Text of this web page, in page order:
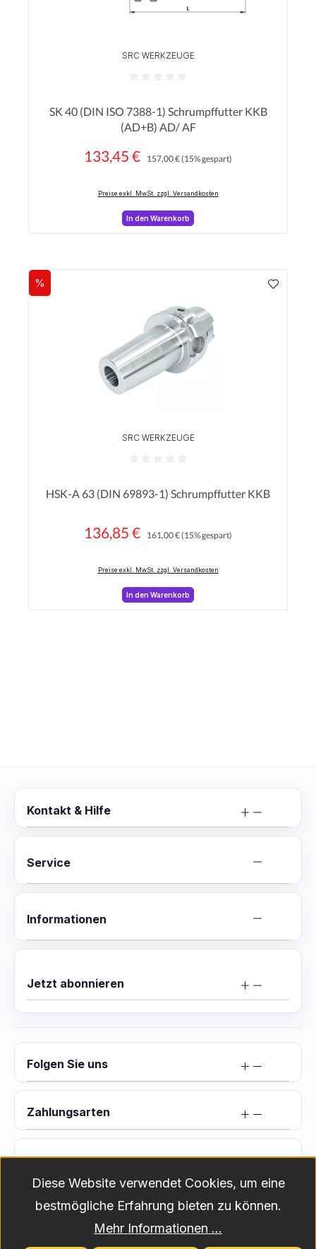
SRC WERKZEUGE
SK 40 (DIN ISO 7388-1) Schrumpffutter KKB
(AD+B) AD/ AF
Verkaufspreis:
133,45 € 157,00 €(15% gespart)
Preise exkl. MwSt. zzgl. Versandkosten
In den Warenkorb
Rabatt
%
SRC WERKZEUGE
HSK-A 63 (DIN 69893-1) Schrumpffutter KKB
Verkaufspreis:
136,85 € 161,00 €(15% gespart)
Preise exkl. MwSt. zzgl. Versandkosten
In den Warenkorb
Kontakt & Hilfe
Service
Informationen
Jetzt abonnieren
Folgen Sie uns
Zahlungsarten
Versand
Alle Preise exkl. gesetzl. Mehrwertsteuer zzgl.
und ggf. Nachnahmegebühren, wenn nicht anders angegeben.
Diese Website verwendet Cookies, um eine
bestmögliche Erfahrung bieten zu können.
Mehr Informationen ...